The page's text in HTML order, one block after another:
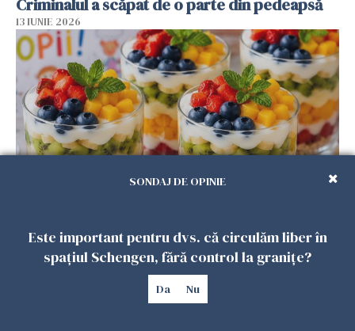
Criminalul a scăpat de o parte din pedeapsă
13 IUNIE 2026
Rețeta pe care o poți pregăti acasă în mai
puțin de 30 de minute
SONDAJ DE OPINIE
Este important pentru dvs. că circulăm liber în
spațiul Schengen, fără control la granițe?
Da Nu